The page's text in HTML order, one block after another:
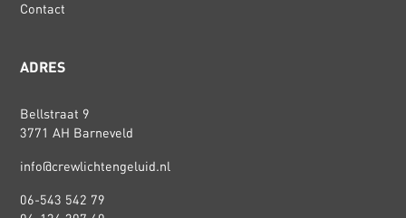
Contact
ADRES
Bellstraat 9
3771 AH Barneveld
info@crewlichtengeluid.nl
06-543 542 79